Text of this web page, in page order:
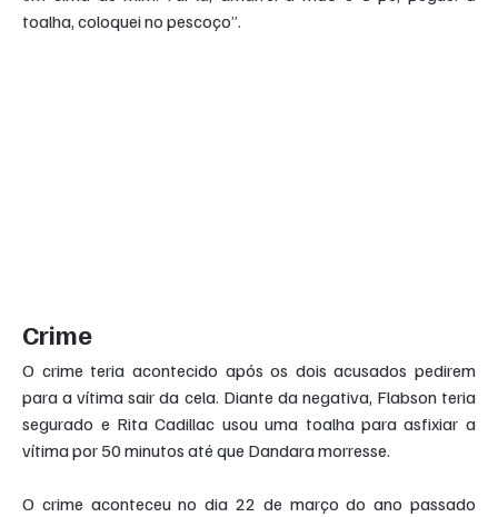
toalha, coloquei no pescoço”.
Crime
O crime teria acontecido após os dois acusados pedirem
para a vítima sair da cela. Diante da negativa, Flabson teria
segurado e Rita Cadillac usou uma toalha para asfixiar a
vítima por 50 minutos até que Dandara morresse.
O crime aconteceu no dia 22 de março do ano passado